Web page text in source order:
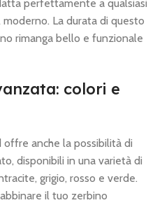
perfettamente a qualsiasi
La durata di questo
rimanga bello e funzionale
colori e
anche la possibilità di
disponibili in una varietà di
grigio, rosso e verde.
il tuo zerbino